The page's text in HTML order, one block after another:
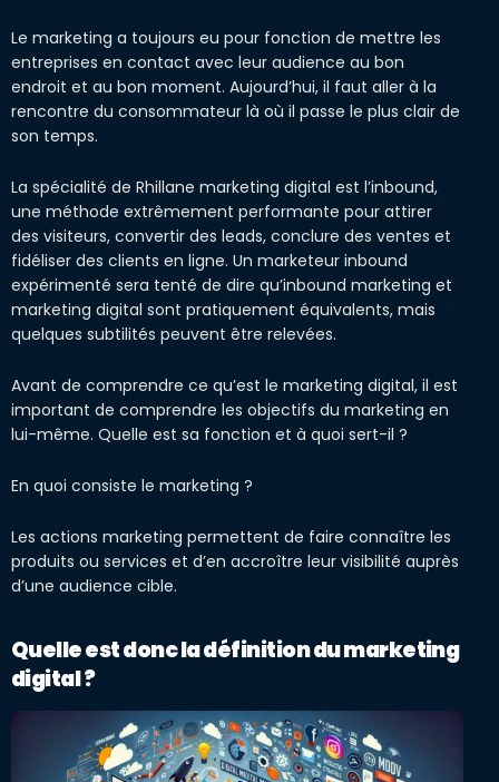
Le marketing a toujours eu pour fonction de mettre les
entreprises en contact avec leur audience au bon
endroit et au bon moment. Aujourd’hui, il faut aller à la
rencontre du consommateur là où il passe le plus clair de
son temps.
La spécialité de Rhillane marketing digital est l’inbound,
une méthode extrêmement performante pour attirer
des visiteurs, convertir des leads, conclure des ventes et
fidéliser des clients en ligne. Un marketeur inbound
expérimenté sera tenté de dire qu’inbound marketing et
marketing digital sont pratiquement équivalents, mais
quelques subtilités peuvent être relevées.
Avant de comprendre ce qu’est le marketing digital, il est
important de comprendre les objectifs du marketing en
lui-même. Quelle est sa fonction et à quoi sert-il ?
En quoi consiste le marketing ?
Les actions marketing permettent de faire connaître les
produits ou services et d’en accroître leur visibilité auprès
d’une audience cible.
Quelle est donc la définition du marketing
digital ?